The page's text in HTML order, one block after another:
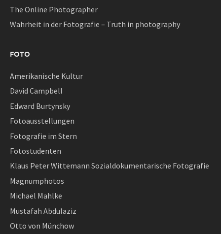
The Online Photographer
Wahrheit in der Fotografie – Truth in photography
FOTO
Amerikanische Kultur
David Campbell
Edward Burtynsky
Fotoausstellungen
Fotografie im Stern
Fotostudenten
Klaus Peter Wittemann Sozialdokumentarische Fotografie
Magnumphotos
Michael Mahlke
Mustafah Abdulaziz
Otto von Münchow